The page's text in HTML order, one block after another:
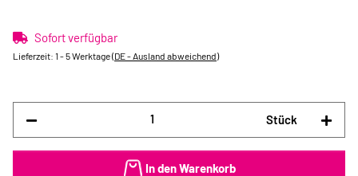
Sofort verfügbar
Lieferzeit: 1 - 5 Werktage(DE - Ausland abweichend)
Stück
In den Warenkorb